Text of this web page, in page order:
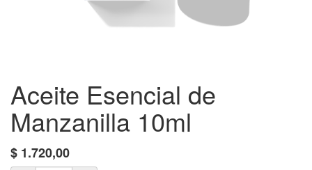
Aceite Esencial de
Manzanilla 10ml
$ 1.720,00